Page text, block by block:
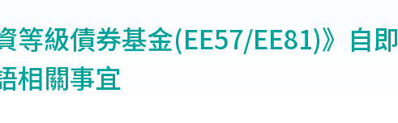
等級債券基金(EE57/EE81)》自即
相關事宜